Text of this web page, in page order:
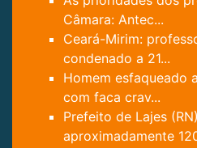
Câmara: Antec...
Ceará-Mirim:
condenado a 21...
Homem esfaqueado
com faca crav...
Prefeito de Lajes
aproximadamente